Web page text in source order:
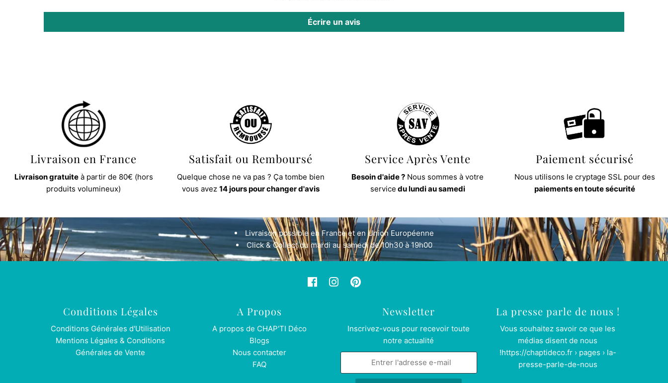
Écrire un avis
Livraison en France
Livraison gratuiteà partir de 80€ (hors
produits volumineux)
Satisfait ou Remboursé
Quelque chose ne va pas ? Ça tombe bien
vous avez 14 jours pour changer d'avis
Service Après Vente
Besoin d'aide ? Nous sommes à votre
service du lundi au samedi
Paiement sécurisé
Nous utilisons le cryptage SSL pour des
paiements en toute sécurité
Livraison possible en France et en Union Européenne
Click & Collect du mardi au samedi de 10h30 à 19h00
Conditions Légales
Conditions Générales d'Utilisation
Mentions Légales & Conditions
Générales de Vente
A Propos
A propos de CHAP'TI Déco
Blogs
Nous contacter
FAQ
Newsletter
Inscrivez-vous pour recevoir toute
notre actualité
La presse parle de nous !
Vous souhaitez savoir ce que les
médias disent de nous
!https://chaptideco.fr › pages › la-
presse-parle-de-nous